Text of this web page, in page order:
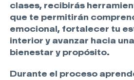
clases, recibirás
que te permitirán
emocional, fortalecer tu
interior y avanzar hacia
bienestar y propósito.
Durante el proceso